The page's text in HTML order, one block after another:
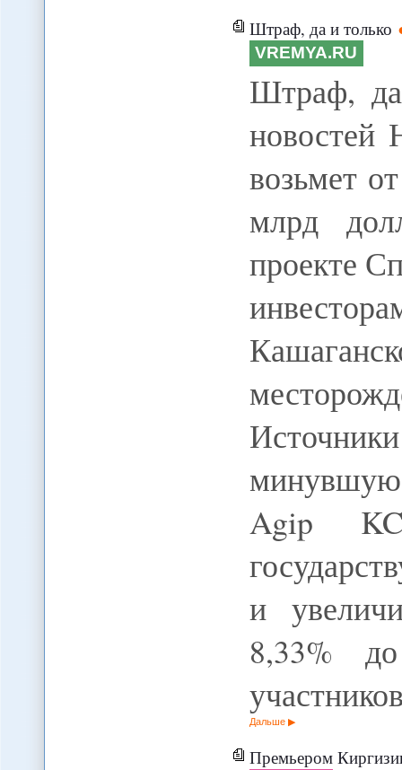
Штраф, да и только
VREMYA.RU
Штраф,
новостей
возьмет
млрд
проекте
Agip
и
8,33%
Дальше
Премьером